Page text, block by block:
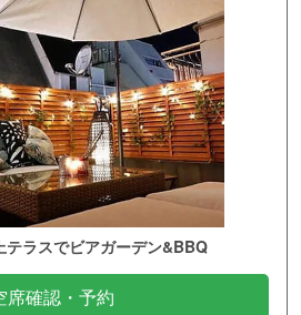
テラスでビアガーデン&BBQ
席確認・予約